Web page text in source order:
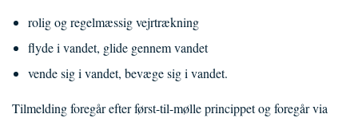
rolig og regelmæssig vejrtrækning
flyde i vandet, glide gennem vandet
vende sig i vandet, bevæge sig i vandet.
Tilmelding foregår efter først-til-mølle princippet og foregår via